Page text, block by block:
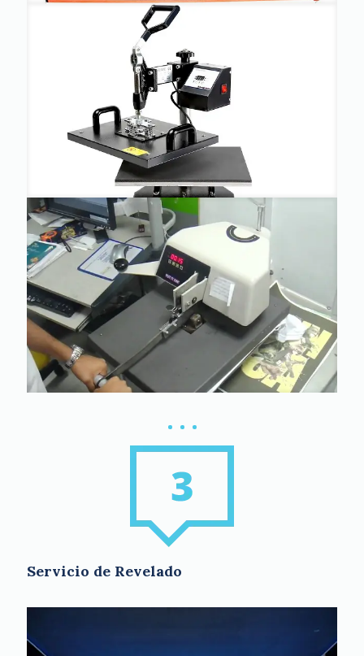
Servicio de Revelado